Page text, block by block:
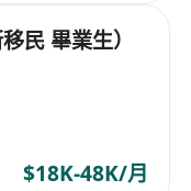
民 畢業生）
$18K-48K/月